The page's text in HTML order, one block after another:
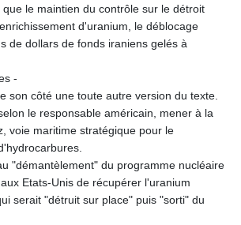
le maintien du contrôle sur le détroit
d'uranium, le déblocage
de dollars de fonds iraniens gelés à
-
son côté une toute autre version du texte.
le responsable américain, mener à la
voie maritime stratégique pour le
"démantèlement" du programme nucléaire
Etats-Unis de récupérer l'uranium
serait "détruit sur place" puis "sorti" du